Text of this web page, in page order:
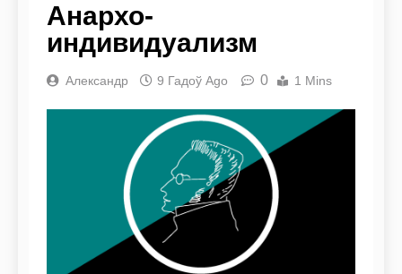
Анархо-
индивидуализм
Александр 9 Гадоў Ago 0 1 Mins